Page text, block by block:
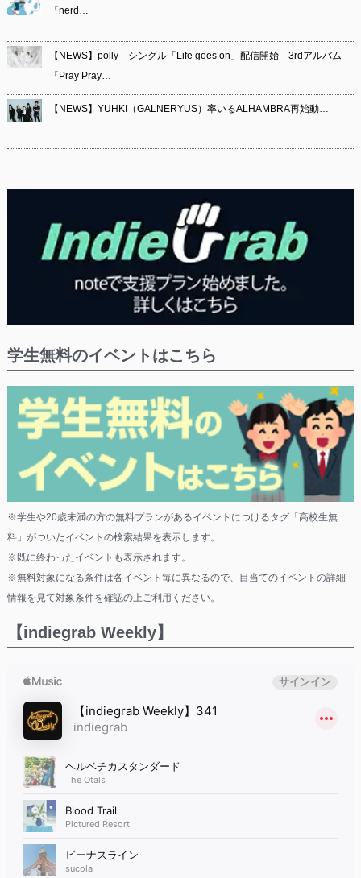
『nerd…
【NEWS】polly シングル「Life goes on」配信開始 3rdアルバム
『Pray Pray…
【NEWS】YUHKI（GALNERYUS）率いるALHAMBRA再始動…
学生無料のイベントはこちら
※学生や20歳未満の方の無料プランがあるイベントにつけるタグ「高校生無
料」がついたイベントの検索結果を表示します。
※既に終わったイベントも表示されます。
※無料対象になる条件は各イベント毎に異なるので、目当てのイベントの詳細
情報を見て対象条件を確認の上ご利用ください。
【indiegrab Weekly】